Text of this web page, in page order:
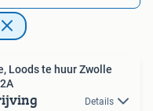
Loods te huur Zwolle
Details